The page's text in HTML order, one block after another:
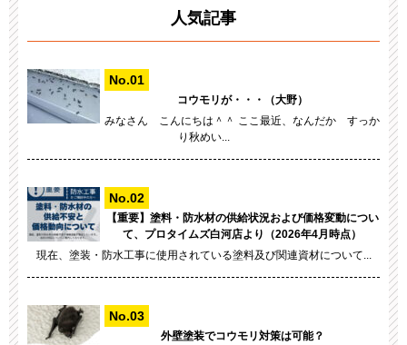
人気記事
コウモリが・・・（大野）
みなさん こんにちは＾＾ ここ最近、なんだか すっか
り秋めい...
【重要】塗料・防水材の供給状況および価格変動につい
て、プロタイムズ白河店より（2026年4月時点）
現在、塗装・防水工事に使用されている塗料及び関連資材について...
外壁塗装でコウモリ対策は可能？